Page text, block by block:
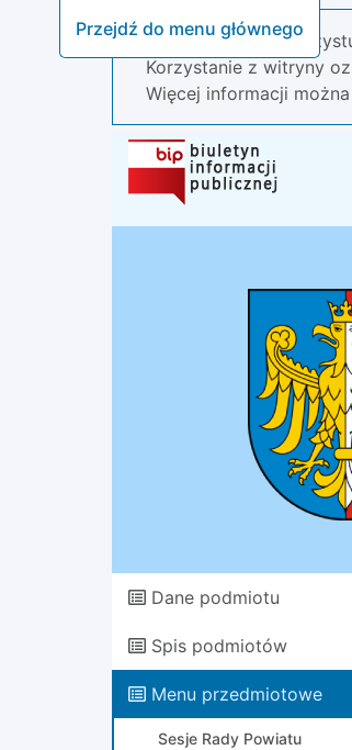
Przejdź do menu głównego
Nasza strona
Korzystanie z witryny
Więcej informacji
Dane podmiotu
Spis podmiotów
Menu przedmiotowe
Sesje Rady Powiatu